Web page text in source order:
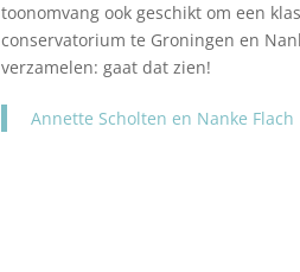
toonomvang ook geschikt om een
conservatorium te Groningen en
verzamelen: gaat dat zien!
Annette Scholten en Nanke Flach